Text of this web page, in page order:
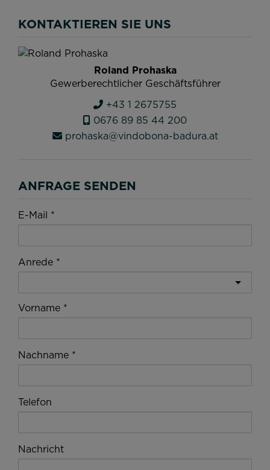
KONTAKTIEREN SIE UNS
Roland Prohaska
Gewerberechtlicher Geschäftsführer
+43 1 2675755
0676 89 85 44 200
prohaska@vindobona-badura.at
ANFRAGE SENDEN
E-Mail
Anrede
Vorname
Nachname
Telefon
Nachricht